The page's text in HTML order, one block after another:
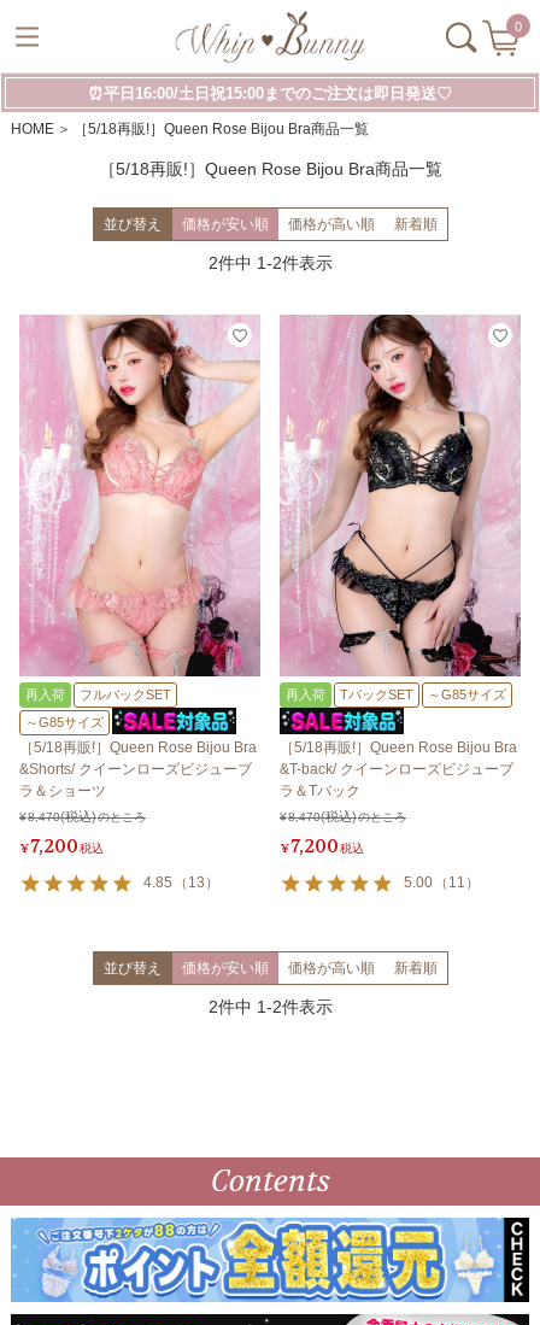
0
⏰平日16:00/土日祝15:00までのご注文は即日発送♡
HOME ［5/18再販!］Queen Rose Bijou Bra商品一覧
［5/18再販!］Queen Rose Bijou Bra商品一覧
並び替え 価格が安い順 価格が高い順 新着順
2件中 1-2件表示
再入荷
フルバックSET
～G85サイズ
［5/18再販!］Queen Rose Bijou Bra
&Shorts/ クイーンローズビジューブ
ラ＆ショーツ
¥8,470 のところ
¥7,200税込
4.85 （ 13 ）
再入荷 TバックSET ～G85サイズ
［5/18再販!］Queen Rose Bijou Bra
&T-back/ クイーンローズビジューブ
ラ＆Tバック
¥8,470 のところ
¥7,200税込
5.00 （ 11 ）
並び替え 価格が安い順 価格が高い順 新着順
2件中 1-2件表示
Contents